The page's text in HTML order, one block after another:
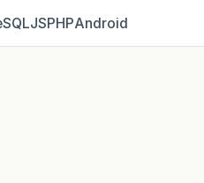
SQLJSPHPAndroid